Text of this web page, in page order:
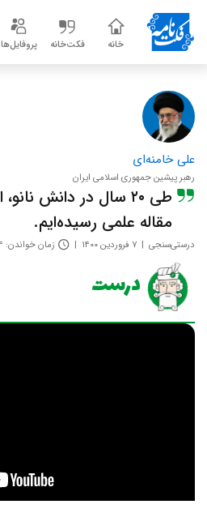
خانه فکت‌خانه پروفایل‌ها
علی خامنه‌ای
رهبر پیشین جمهوری اسلامی ایران
مقاله علمی رسیده‌ایم.
درستی‌سنجی ۷ فروردین ۱۴۰۰ زمان خواندن: ۴ دقیقه
درست